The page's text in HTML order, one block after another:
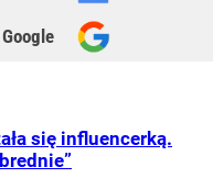
się influencerką.